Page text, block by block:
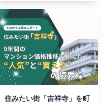
住みたい街「吉祥寺」を町